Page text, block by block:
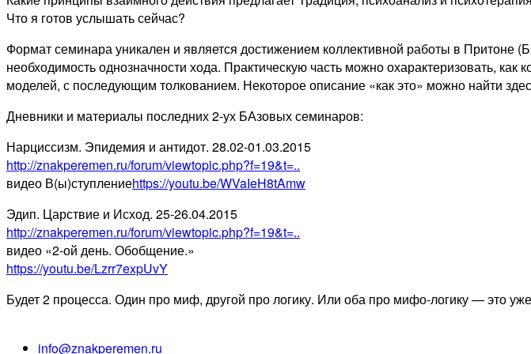
Что я готов услышать сейчас?
Формат семинара уникален и является достижением коллективной работы в
необходимость однозначности хода. Практическую часть можно охарактеризовать,
моделей, с последующим толкованием. Некоторое описание «как это» можно найти
Дневники и материалы последних 2-ух БАзовых семинаров:
Нарциссизм. Эпидемия и антидот. 28.02-01.03.2015
http://znakperemen.ru/forum/viewtopic.php?f=19&t=..
видео В(ы)ступлениеhttps://youtu.be/WVaIeH8tAmw
Эдип. Царствие и Исход. 25-26.04.2015
http://znakperemen.ru/forum/viewtopic.php?f=19&t=..
видео «2-ой день. Обобщение.»
https://youtu.be/Lzrr7expUvY
Будет 2 процесса. Один про миф, другой про логику. Или оба про мифо-логику — это
info@znakperemen.ru